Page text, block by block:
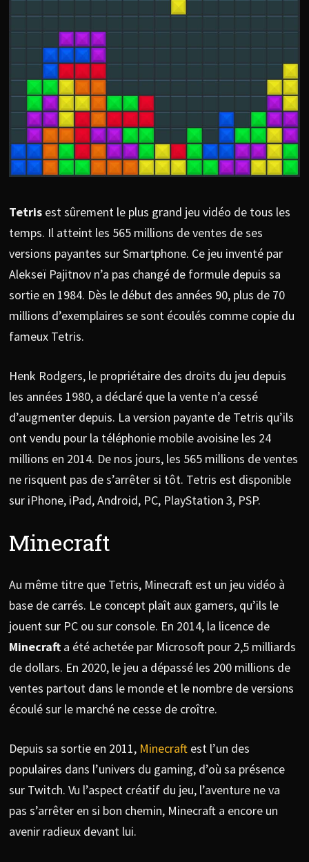
Tetris est sûrement le plus grand jeu vidéo de tous les
temps. Il atteint les 565 millions de ventes de ses
versions payantes sur Smartphone. Ce jeu inventé par
Alekseï Pajitnov n’a pas changé de formule depuis sa
sortie en 1984. Dès le début des années 90, plus de 70
millions d’exemplaires se sont écoulés comme copie du
fameux Tetris.
Henk Rodgers, le propriétaire des droits du jeu depuis
les années 1980, a déclaré que la vente n’a cessé
d’augmenter depuis. La version payante de Tetris qu’ils
ont vendu pour la téléphonie mobile avoisine les 24
millions en 2014. De nos jours, les 565 millions de ventes
ne risquent pas de s’arrêter si tôt. Tetris est disponible
sur iPhone, iPad, Android, PC, PlayStation 3, PSP.
Minecraft
Au même titre que Tetris, Minecraft est un jeu vidéo à
base de carrés. Le concept plaît aux gamers, qu’ils le
jouent sur PC ou sur console. En 2014, la licence de
Minecraft a été achetée par Microsoft pour 2,5 milliards
de dollars. En 2020, le jeu a dépassé les 200 millions de
ventes partout dans le monde et le nombre de versions
écoulé sur le marché ne cesse de croître.
Depuis sa sortie en 2011, Minecraftest l’un des
populaires dans l’univers du gaming, d’où sa présence
sur Twitch. Vu l’aspect créatif du jeu, l’aventure ne va
pas s’arrêter en si bon chemin, Minecraft a encore un
avenir radieux devant lui.